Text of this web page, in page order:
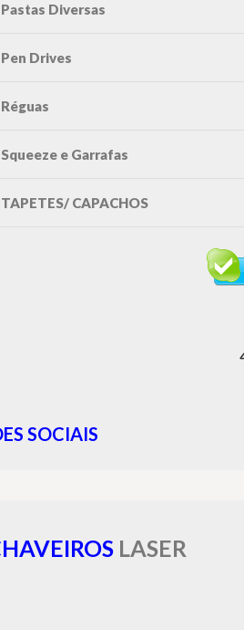
Pastas Diversas
Pen Drives
Réguas
Squeeze e Garrafas
TAPETES/ CAPACHOS
SOCIAIS
LASER